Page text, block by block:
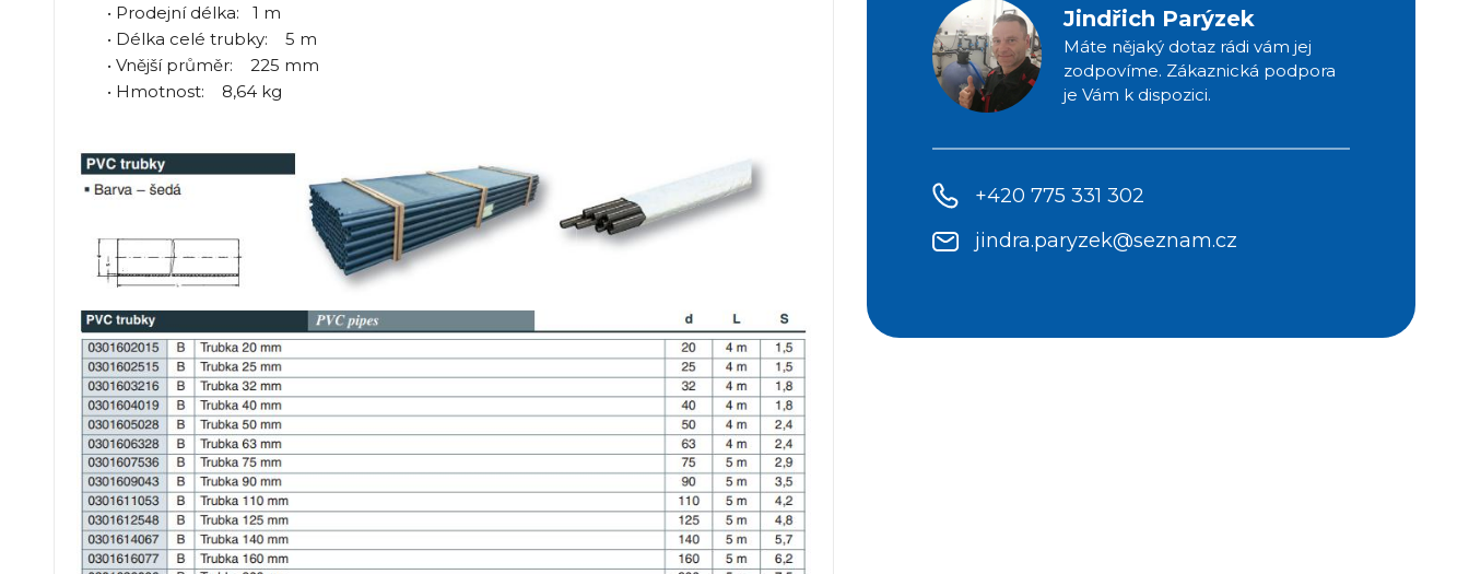
• Prodejní délka: 1 m
• Délka celé trubky: 5 m
• Vnější průměr: 225 mm
• Hmotnost: 8,64 kg
Jindřich Parýzek
Máte nějaký dotaz rádi vám jej
zodpovíme. Zákaznická podpora
je Vám k dispozici.
+420 775 331 302
jindra.paryzek@seznam.cz